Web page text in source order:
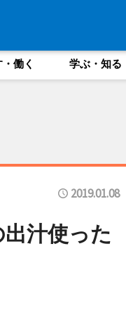
働く 学ぶ・知る
2019.01.08
汁使った